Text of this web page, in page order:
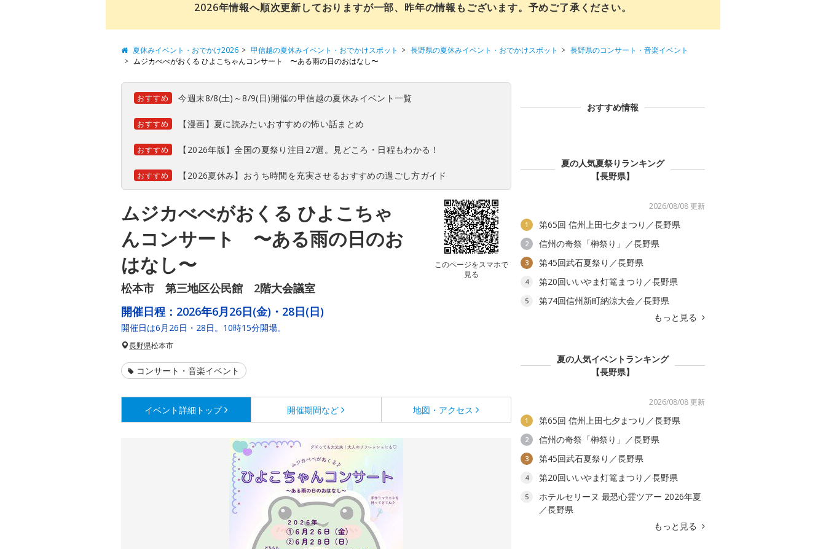
2026年情報へ順次更新しておりますが一部、昨年の情報もございます。予めご了承ください。
夏休みイベント・おでかけ2026 甲信越の夏休みイベント・おでかけスポット 長野県の夏休みイベント・おでかけスポット
長野県のコンサート・音楽イベント
ムジカべべがおくる ひよこちゃんコンサート 〜ある雨の日のおはなし〜
おすすめ 今週末8/8(土)～8/9(日)開催の甲信越の夏休みイベント一覧
おすすめ 【漫画】夏に読みたいおすすめの怖い話まとめ
おすすめ 【2026年版】全国の夏祭り注目27選。見どころ・日程もわかる！
おすすめ 【2026夏休み】おうち時間を充実させるおすすめの過ごし方ガイド
ムジカべべがおくる ひよこちゃ
んコンサート 〜ある雨の日のお
はなし〜
松本市 第三地区公民館 2階大会議室
このページをスマホで
見る
開催日程： 2026年6月26日(金)・28日(日)
開催日は6月26日・28日。10時15分開場。
長野県松本市
コンサート・音楽イベント
イベント詳細 トップ 開催期間など 地図・アクセス
おすすめ情報
夏の人気夏祭りランキング
【長野県】
2026/08/08 更新
1 第65回 信州上田七夕まつり／長野県
2 信州の奇祭「榊祭り」／長野県
3 第45回武石夏祭り／長野県
4 第20回いいやま灯篭まつり／長野県
5
第74回信州新町納涼大会／長野県
もっと見る
夏の人気イベントランキング
【長野県】
2026/08/08 更新
1 第65回 信州上田七夕まつり／長野県
2 信州の奇祭「榊祭り」／長野県
3 第45回武石夏祭り／長野県
4 第20回いいやま灯篭まつり／長野県
5
ホテルセリーヌ 最恐心霊ツアー 2026年夏
／長野県
もっと見る